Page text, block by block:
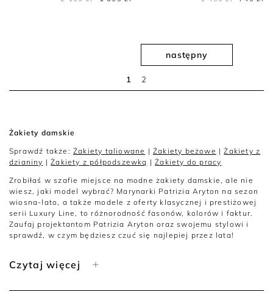
1 2
następny
Żakiety damskie
Sprawdź także: Żakiety taliowane |Żakiety beżowe |Żakiety z
dzianiny |Żakiety z półpodszewką |Żakiety do pracy
Zrobiłaś w szafie miejsce na modne żakiety damskie, ale nie
wiesz, jaki model wybrać? Marynarki Patrizia Aryton na sezon
wiosna-lato, a także modele z oferty klasycznej i prestiżowej
serii Luxury Line, to różnorodność fasonów, kolorów i faktur.
Zaufaj projektantom Patrizia Aryton oraz swojemu stylowi i
sprawdź, w czym będziesz czuć się najlepiej przez lata!
Chcesz być modna w każdym sezonie i mieć w swojej
żakiety damskie Patrizia Aryton. Marynarki w sklepie
Czytaj więcej